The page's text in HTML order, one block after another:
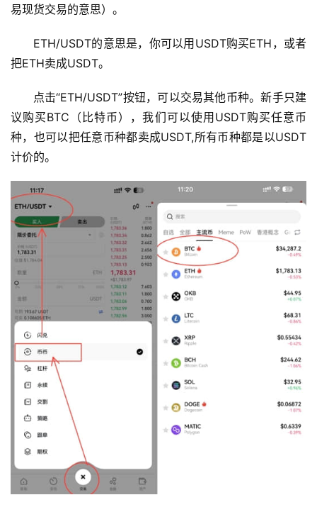
情
常
见
问
题
易现货交易的意思）。
ETH/USDT的意思是，你可以用USDT购买ETH，或者
把ETH卖成USDT。
点击“ETH/USDT”按钮，可以交易其他币种。新手只建
议购买BTC（比特币），我们可以使用USDT购买任意币
种，也可以把任意币种都卖成USDT,所有币种都是以USDT
计价的。